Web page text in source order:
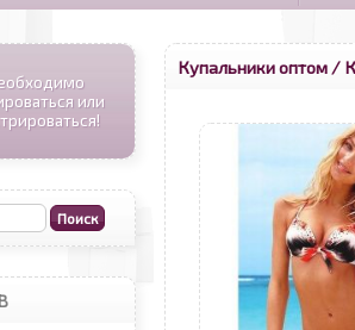
или
Купальники оптом/